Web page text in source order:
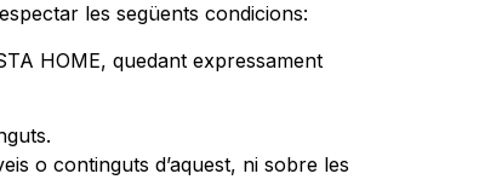
les següents condicions:
HOME, quedant expressament
o continguts d’aquest, ni sobre les